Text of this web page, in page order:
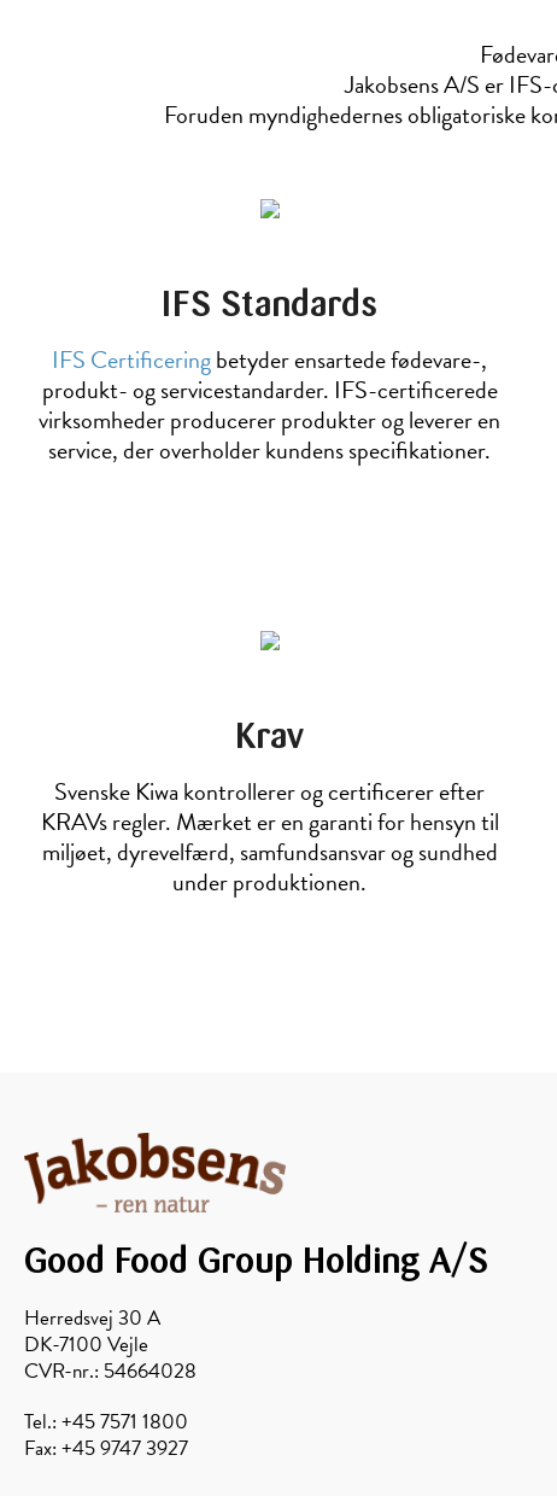
Jakobsens A/S er
Foruden myndighedernes obligatoriske
IFS Standards
IFS Certificeringbetyder ensartede fødevare-,
produkt- og servicestandarder. IFS-certificerede
virksomheder producerer produkter og leverer en
service, der overholder kundens specifikationer.
Krav
Svenske Kiwa kontrollerer og certificerer efter
KRAVs regler. Mærket er en garanti for hensyn til
miljøet, dyrevelfærd, samfundsansvar og sundhed
under produktionen.
Good Food Group Holding A/S
Herredsvej 30 A
DK-7100 Vejle
CVR-nr.: 54664028
Tel.: +45 7571 1800
Fax: +45 9747 3927